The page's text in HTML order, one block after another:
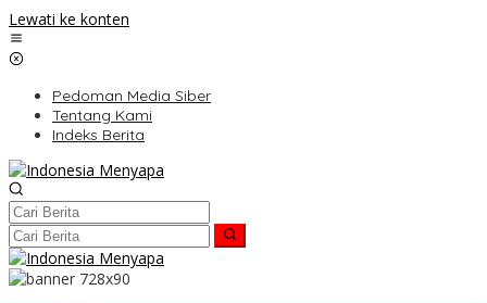
Lewati ke konten
Pedoman Media Siber
Tentang Kami
Indeks Berita